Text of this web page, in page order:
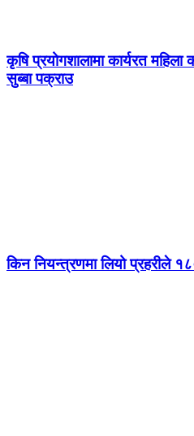
कृषि प्रयोगशालामा कार्यरत
सुब्बा पक्राउ
किन नियन्त्रणमा लियो प्रहरीले